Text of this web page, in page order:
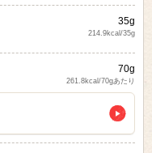
35g
214.9kcal/35g
70g
261.8kcal/70gあたり